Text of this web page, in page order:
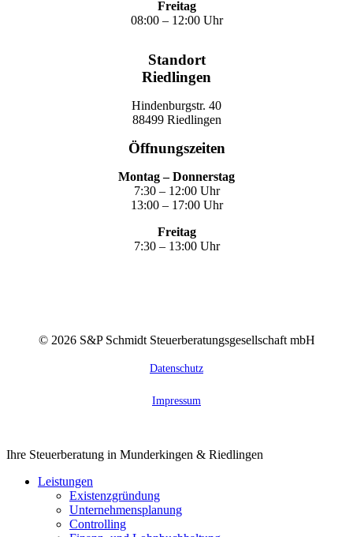
Freitag
08:00 – 12:00 Uhr
Standort
Riedlingen
Hindenburgstr. 40
88499 Riedlingen
Öffnungszeiten
Montag – Donnerstag
7:30 – 12:00 Uhr
13:00 – 17:00 Uhr
Freitag
7:30 – 13:00 Uhr
© 2026S&P Schmidt Steuerberatungsgesellschaft mbH
Datenschutz
Impressum
Close
Ihre Steuerberatung in Munderkingen & Riedlingen
Leistungen
Existenzgründung
Unternehmensplanung
Controlling